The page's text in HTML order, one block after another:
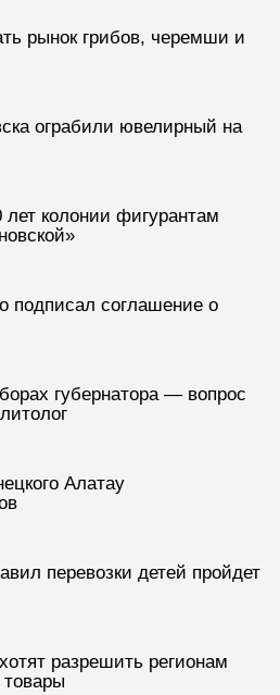
рынок грибов, черемши и
ограбили ювелирный на
колонии фигурантам
подписал соглашение о
губернатора — вопрос
Алатау
перевозки детей пройдет
разрешить регионам
товары